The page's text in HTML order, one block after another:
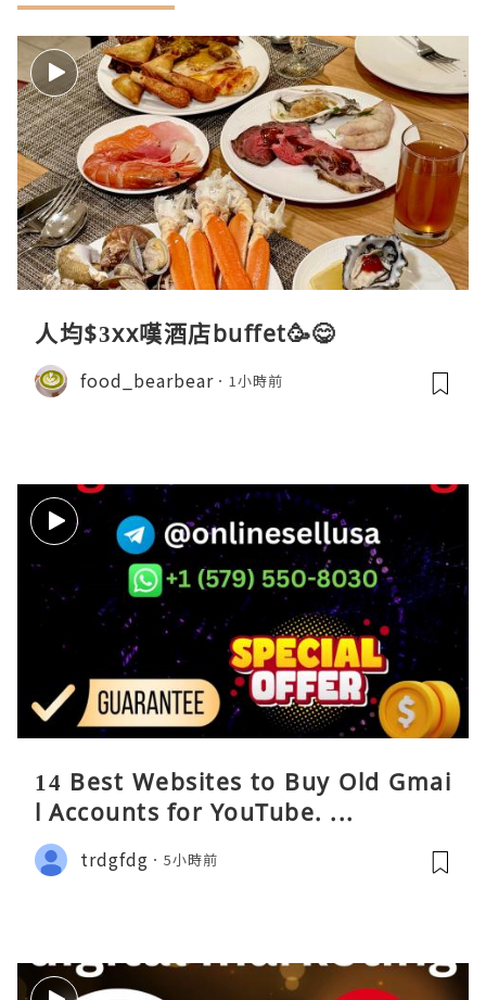
人均$3xx嘆酒店buffet🥳😋
food_bearbear 1小時前
14 Best Websites to Buy Old Gmai
l Accounts for YouTube. ...
trdgfdg 5小時前